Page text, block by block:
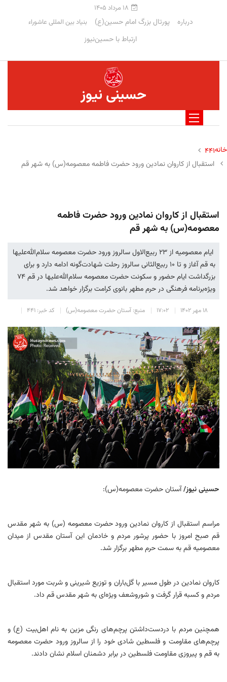
۱۸ مرداد ۱۴۰۵
درباره پورتال بزرگ امام حسین(ع) بنیاد بین المللی عاشوراء
ارتباط با حسین‌نیوز
حسینی نیوز
خانه۴۴۱
استقبال از کاروان نمادین ورود حضرت فاطمه معصومه(س) به شهر قم
استقبال از کاروان نمادین ورود حضرت فاطمه
معصومه(س) به شهر قم
ایام معصومیه از ۲۳ ربیع‌الاول سالروز ورود حضرت معصومه سلام‌الله‌علیها
به قم آغاز و تا ۱۰ ربیع‌الثانی سالروز رحلت شهادت‌گونه ادامه دارد و برای
بزرگداشت ایام حضور و سکونت حضرت معصومه سلام‌الله‌علیها در قم ۷۴
ویژه‌برنامه فرهنگی در حرم مطهر بانوی کرامت برگزار خواهد شد.
۱۸ مهر ۱۴۰۲ ۱۷:۰۲ منبع: آستان حضرت معصومه(س) کد خبر: ۴۴۱
حسینی نیوز/آستان حضرت معصومه(س):
مراسم استقبال از کاروان نمادین ورود حضرت معصومه (س) به شهر مقدس
قم صبح امروز با حضور پرشور مردم و خادمان این آستان مقدس از میدان
معصومیه قم به سمت حرم مطهر برگزار شد.
کاروان نمادین در طول مسیر با گل‌باران و توزیع شیرینی و شربت مورد استقبال
مردم و کسبه قرار گرفت و شوروشعف ویژه‌ای به شهر مقدس قم داد.
همچنین مردم با دردست‌داشتن پرچم‌های رنگی مزین به نام اهل‌بیت (ع) و
پرچم‌های مقاومت و فلسطین شادی خود را از سالروز ورود حضرت معصومه
به قم و پیروزی مقاومت فلسطین در برابر دشمنان اسلام نشان دادند.